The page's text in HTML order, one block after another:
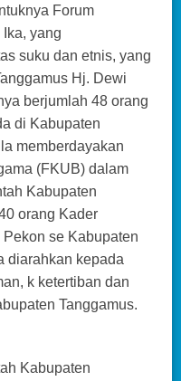
Forum
yang
suku dan etnis, yang
Hj. Dewi
berjumlah 48 orang
di Kabupaten
memberdayakan
(FKUB) dalam
Kabupaten
orang Kader
se Kabupaten
diarahkan kepada
k ketertiban dan
Tanggamus.
Kabupaten